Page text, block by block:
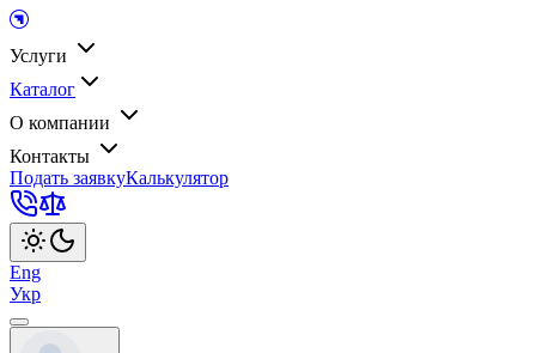
Услуги
Каталог
О компании
Контакты
Подать заявкуКалькулятор
Eng
Укр